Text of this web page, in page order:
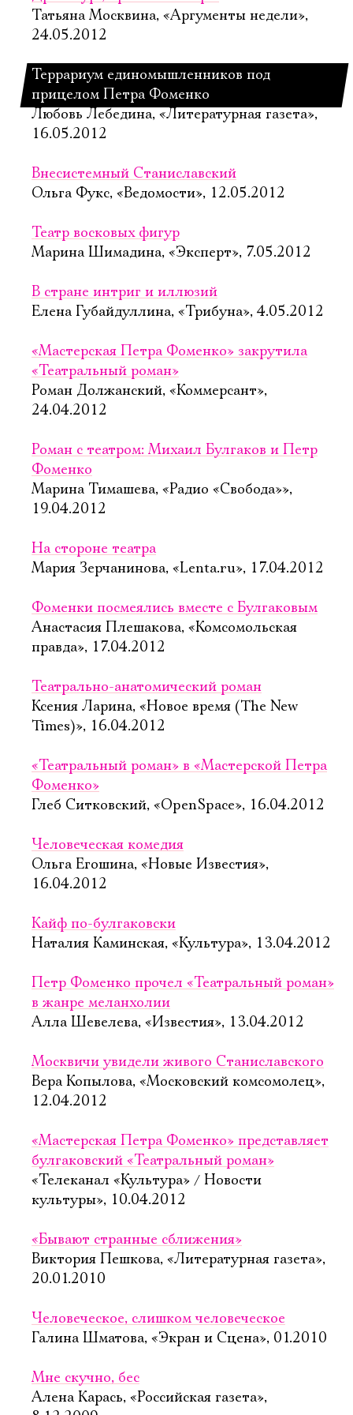
Татьяна Москвина, «Аргументы недели»,
24.05.2012
Террариум единомышленников под
прицелом Петра Фоменко
Любовь Лебедина, «Литературная газета»,
16.05.2012
Внесистемный Станиславский
Ольга Фукс, «Ведомости», 12.05.2012
Театр восковых фигур
Марина Шимадина, «Эксперт», 7.05.2012
В стране интриг и иллюзий
Елена Губайдуллина, «Трибуна», 4.05.2012
«Мастерская Петра Фоменко» закрутила
«Театральный роман»
Роман Должанский, «Коммерсант»,
24.04.2012
Роман с театром: Михаил Булгаков и Петр
Фоменко
Марина Тимашева, «Радио «Свобода»»,
19.04.2012
На стороне театра
Мария Зерчанинова, «Lenta.ru», 17.04.2012
Фоменки посмеялись вместе с Булгаковым
Анастасия Плешакова, «Комсомольская
правда», 17.04.2012
Театрально-анатомический роман
Ксения Ларина, «Новое время (The New
Times)», 16.04.2012
«Театральный роман» в «Мастерской Петра
Фоменко»
Глеб Ситковский, «OpenSpace», 16.04.2012
Человеческая комедия
Ольга Егошина, «Новые Известия»,
16.04.2012
Кайф по-булгаковски
Наталия Каминская, «Культура», 13.04.2012
Петр Фоменко прочел «Театральный роман»
в жанре меланхолии
Алла Шевелева, «Известия», 13.04.2012
Москвичи увидели живого Cтаниславского
Вера Копылова, «Московский комсомолец»,
12.04.2012
«Мастерская Петра Фоменко» представляет
булгаковский «Театральный роман»
«Телеканал «Культура» / Новости
культуры», 10.04.2012
«Бывают странные сближения»
Виктория Пешкова, «Литературная газета»,
20.01.2010
Человеческое, слишком человеческое
Галина Шматова, «Экран и Сцена», 01.2010
Мне скучно, бес
Алена Карась, «Российская газета»,